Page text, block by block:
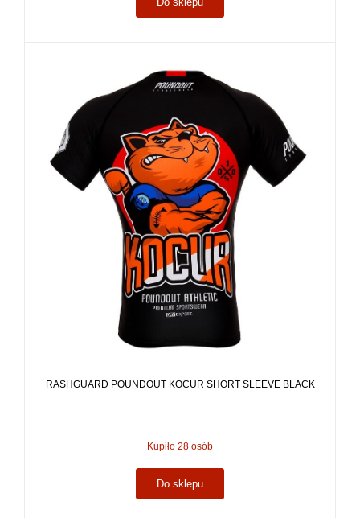
RASHGUARD POUNDOUT KOCUR SHORT SLEEVE BLACK
Kupiło 28 osób
Do sklepu